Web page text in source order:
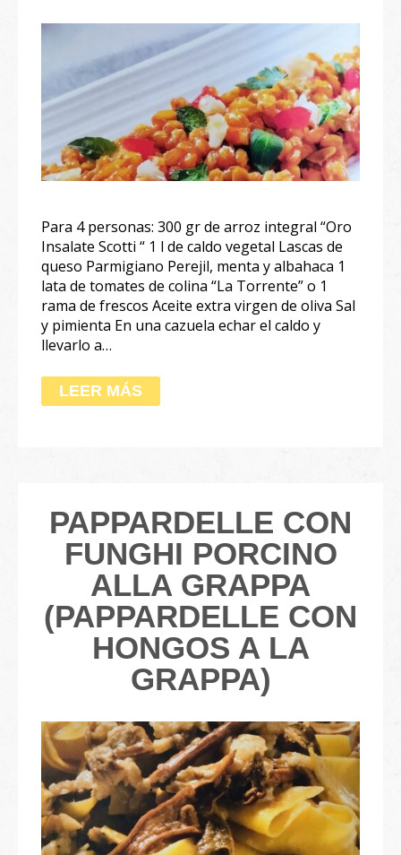
Para 4 personas: 300 gr de arroz integral “Oro
Insalate Scotti “ 1 l de caldo vegetal Lascas de
queso Parmigiano Perejil, menta y albahaca 1
lata de tomates de colina “La Torrente” o 1
rama de frescos Aceite extra virgen de oliva Sal
y pimienta En una cazuela echar el caldo y
llevarlo a…
LEER MÁS
PAPPARDELLE CON
FUNGHI PORCINO
ALLA GRAPPA
(PAPPARDELLE CON
HONGOS A LA
GRAPPA)